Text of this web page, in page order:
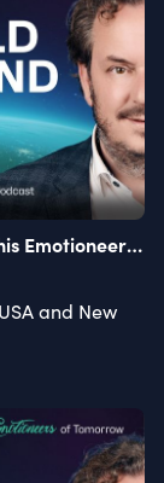
Emotioneers
and New